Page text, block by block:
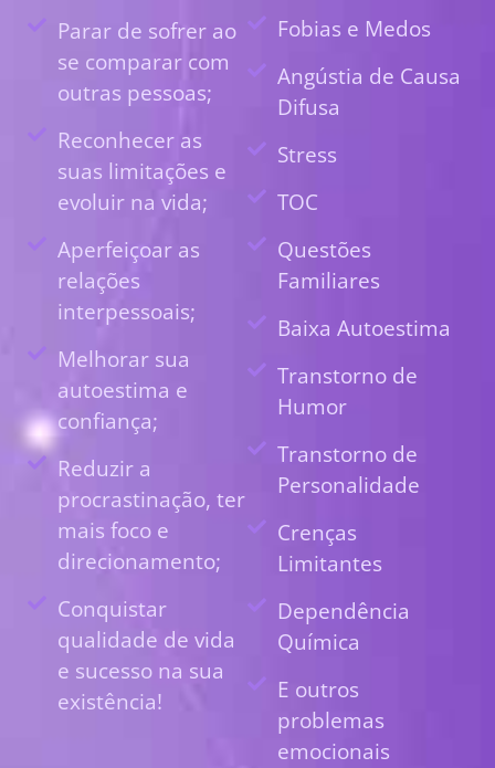
Parar de sofrer ao
se comparar com
outras pessoas;
Reconhecer as
suas limitações e
evoluir na vida;
Aperfeiçoar as
relações
interpessoais;
Melhorar sua
autoestima e
confiança;
Reduzir a
procrastinação, ter
mais foco e
direcionamento;
Conquistar
qualidade de vida
e sucesso na sua
existência!
Fobias e Medos
Angústia de Causa
Difusa
Stress
TOC
Questões
Familiares
Baixa Autoestima
Transtorno de
Humor
Transtorno de
Personalidade
Crenças
Limitantes
Dependência
Química
E outros
problemas
emocionais